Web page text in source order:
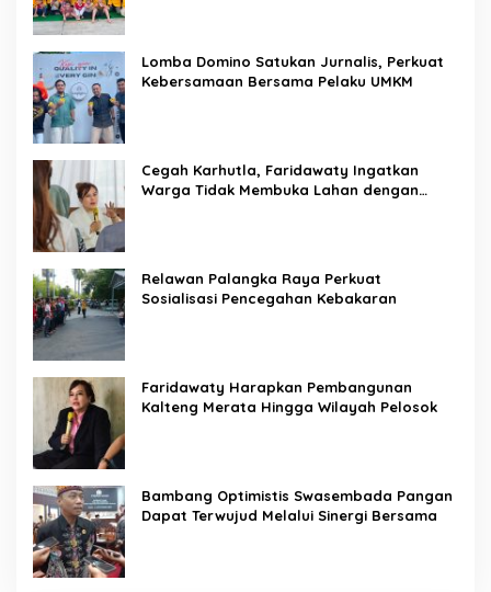
Lomba Domino Satukan Jurnalis, Perkuat
Kebersamaan Bersama Pelaku UMKM
Cegah Karhutla, Faridawaty Ingatkan
Warga Tidak Membuka Lahan dengan
Relawan Palangka Raya Perkuat
Sosialisasi Pencegahan Kebakaran
Faridawaty Harapkan Pembangunan
Kalteng Merata Hingga Wilayah Pelosok
Bambang Optimistis Swasembada Pangan
Dapat Terwujud Melalui Sinergi Bersama